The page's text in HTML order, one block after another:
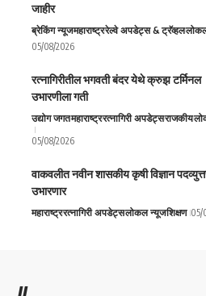
जाहीर
ब्रेकिंग न्यूजमहाराष्ट्ररेल्वे अपडेट्स & ट्रॅव्हल
05/08/2026
रत्नागिरीतील भगवती बंदर येथे क्रुझ टर्मिनल
उभारणीला गती
उद्योग जगतमहाराष्ट्ररत्नागिरी अपडेट्सराजकीय
05/08/2026
वाकवलीत नवीन शासकीय कृषी विज्ञान
उभारणार
महाराष्ट्ररत्नागिरी अपडेट्सलोकल न्यूजशिक्षण 05/